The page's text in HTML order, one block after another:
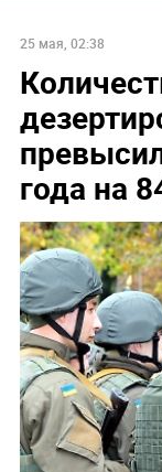
25 мая, 02:38
года на